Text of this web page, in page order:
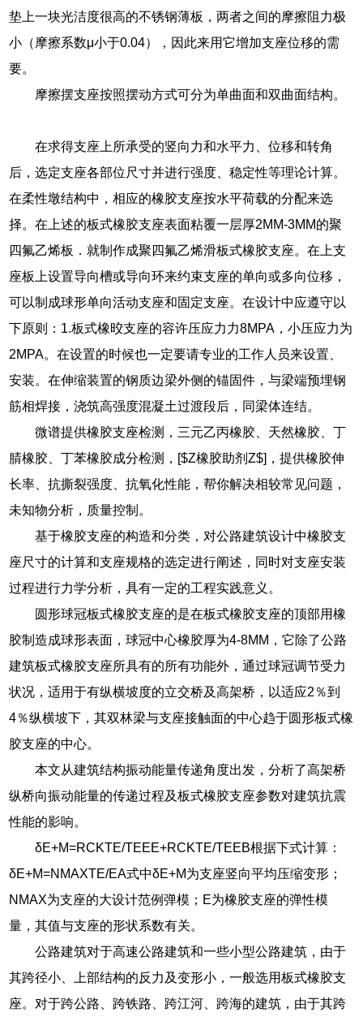
垫上一块光洁度很高的不锈钢薄板，两者之间的摩擦阻力极
小（摩擦系数μ小于0.04），因此来用它增加支座位移的需
要。
摩擦摆支座按照摆动方式可分为单曲面和双曲面结构。
在求得支座上所承受的竖向力和水平力、位移和转角
后，选定支座各部位尺寸并进行强度、稳定性等理论计算。
在柔性墩结构中，相应的橡胶支座按水平荷载的分配来选
择。在上述的板式橡胶支座表面粘覆一层厚2MM-3MM的聚
四氟乙烯板．就制作成聚四氟乙烯滑板式橡胶支座。在上支
座板上设置导向槽或导向环来约束支座的单向或多向位移，
可以制成球形单向活动支座和固定支座。在设计中应遵守以
下原则：1.板式橡晈支座的容许压应力力8MPA，小压应力为
2MPA。在设置的时候也一定要请专业的工作人员来设置、
安装。在伸缩装置的钢质边梁外侧的锚固件，与梁端预埋钢
筋相焊接，浇筑高强度混凝土过渡段后，同梁体连结。
微谱提供橡胶支座检测，三元乙丙橡胶、天然橡胶、丁
腈橡胶、丁苯橡胶成分检测，[$Z橡胶助剂Z$]，提供橡胶伸
长率、抗撕裂强度、抗氧化性能，帮你解决相较常见问题，
未知物分析，质量控制。
基于橡胶支座的构造和分类，对公路建筑设计中橡胶支
座尺寸的计算和支座规格的选定进行阐述，同时对支座安装
过程进行力学分析，具有一定的工程实践意义。
圆形球冠板式橡胶支座的是在板式橡胶支座的顶部用橡
胶制造成球形表面，球冠中心橡胶厚为4-8MM，它除了公路
建筑板式橡胶支座所具有的所有功能外，通过球冠调节受力
状况，适用于有纵横坡度的立交桥及高架桥，以适应2％到
4％纵横坡下，其双林梁与支座接触面的中心趋于圆形板式橡
胶支座的中心。
本文从建筑结构振动能量传递角度出发，分析了高架桥
纵桥向振动能量的传递过程及板式橡胶支座参数对建筑抗震
性能的影响。
δE+M=RCKTE/TEEE+RCKTE/TEEB根据下式计算：
δE+M=NMAXTE/EA式中δE+M为支座竖向平均压缩变形；
NMAX为支座的大设计范例弹模；E为橡胶支座的弹性模
量，其值与支座的形状系数有关。
公路建筑对于高速公路建筑和一些小型公路建筑，由于
其跨径小、上部结构的反力及变形小，一般选用板式橡胶支
座。对于跨公路、跨铁路、跨江河、跨海的建筑，由于其跨